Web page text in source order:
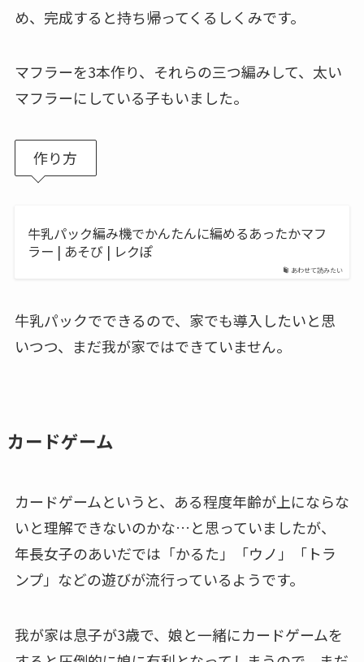
め、完成すると持ち帰ってくるしくみです。
マフラーを3本作り、それらの三つ編みして、太い
マフラーにしている子もいました。
作り方
あわせて読みたい
牛乳パック編み機でかんたんに編めるあったかマフ
ラー | あそび | レクぽ
牛乳パックでできるので、家でも導入したいと思
いつつ、まだ我が家ではできていません。
カードゲーム
カードゲームというと、ある程度年齢が上にならな
いと理解できないのかな…と思っていましたが、
年長女子のあいだでは「かるた」「ウノ」「トラ
ンプ」などの遊びが流行っているようです。
我が家は息子が3歳で、娘と一緒にカードゲームを